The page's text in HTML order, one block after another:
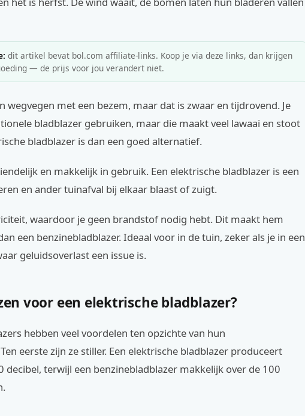
dit artikel bevat bol.com affiliate-links. Koop je via deze links, dan krijgen
— de prijs voor jou verandert niet.
wegvegen met een bezem, maar dat is zwaar en tijdrovend. Je
bladblazer gebruiken, maar die maakt veel lawaai en stoot
bladblazer is dan een goed alternatief.
en makkelijk in gebruik. Een elektrische bladblazer is een
en ander tuinafval bij elkaar blaast of zuigt.
waardoor je geen brandstof nodig hebt. Dit maakt hem
een benzinebladblazer. Ideaal voor in de tuin, zeker als je in een
geluidsoverlast een issue is.
voor een elektrische bladblazer?
hebben veel voordelen ten opzichte van hun
eerste zijn ze stiller. Een elektrische bladblazer produceert
decibel, terwijl een benzinebladblazer makkelijk over de 100